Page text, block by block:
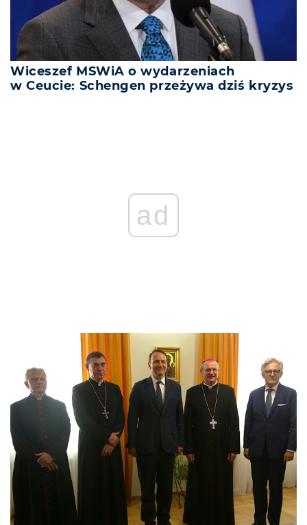
Wiceszef MSWiA o wydarzeniach
w Ceucie: Schengen przeżywa dziś kryzys
ad